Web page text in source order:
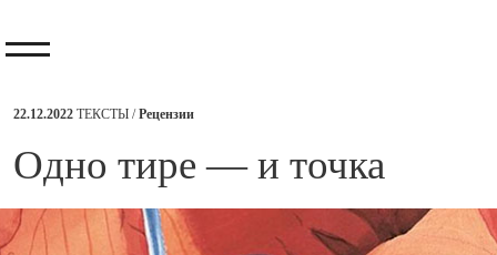
22.12.2022 ТЕКСТЫ /Рецензии
​Одно тире — и точка